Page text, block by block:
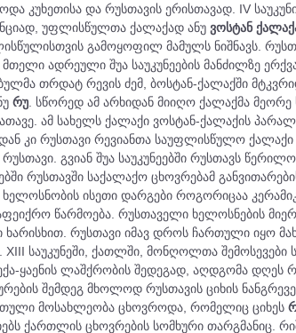
კუხეთისა და რუსთავის ერისთავად. IV
უფლისწულთა ქალაქად ანუ ვოსტან
გამოყოფილ მამულს ნიშნავს.
მთელი ადრეული შუა საუკუნეების მანძილზე
თრდატ რევის ძემ, ბოსტან-ქალაქში
რუ . სწორედ ამ არხიდან მიიღო ქალაქმა
ამ სახელს ქალაქი ვოსტან-ქალაქის
კი რუსთავი რევიანთა საუფლისწულო
გვიან შუა საუკუნეებში რუსთავს
რუსთავში საქალაქო ცხოვრებამ
ისეთი დარგები როგორიცაა
წარმოება. რუსთაველი ხელოსნების
ხარისხით. რუსთავი იმავ დროს ჩართული იყო
XIII საუკუნეში, ქათლში, მონღოლთა შემოსევები
ყაენის ლაშქრობის შედეგად, აღდგომა დღეს
შემდეგ მხოლოდ რუსთავის ციხის
მოსახლეობა ცხოვროდა, რომელიც ციხეს
ქართლის ცხოვრების სომხური თარგმანიც.